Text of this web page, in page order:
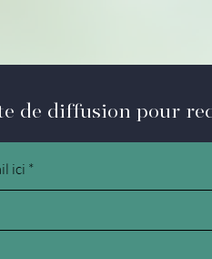
de diffusion pour
ici